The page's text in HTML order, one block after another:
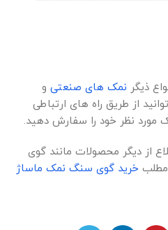
ذیگر نمک های صنعتی و
از طریق راه های ارتباطی
مورد نظر خود را سفارش دهید.
از دیگر محصولات مانند گوی
خرید گوی سنگ نمک ماساژ